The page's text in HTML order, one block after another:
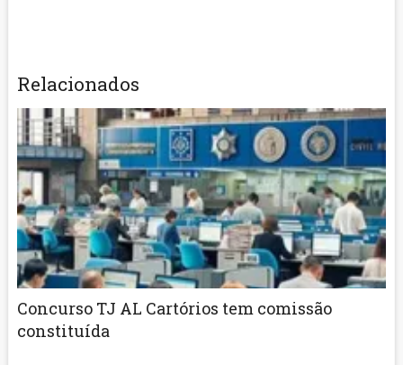
Relacionados
Concurso TJ AL Cartórios tem comissão
constituída